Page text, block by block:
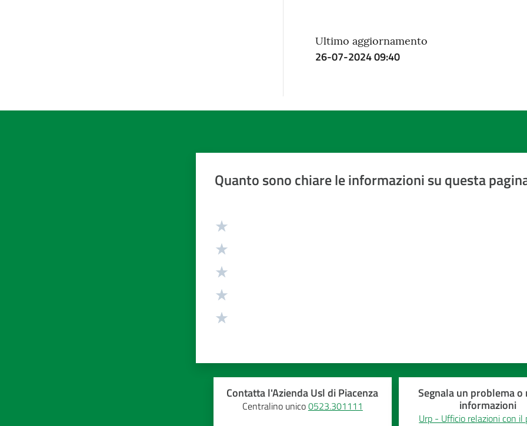
Ultimo aggiornamento
26-07-2024 09:40
Quanto sono chiare le informazioni su questa
Contatta l'Azienda Usl di Piacenza
Centralino unico0523.301111
Segnala un problema o
informazioni
Urp - Ufficio relazioni con il